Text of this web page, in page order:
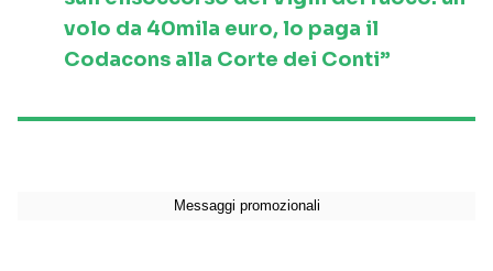
volo da 40mila euro, lo paga il
Codacons alla Corte dei Conti”